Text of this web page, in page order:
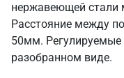
нержавеющей стали
Расстояние между
50мм. Регулируемые
разобранном виде.